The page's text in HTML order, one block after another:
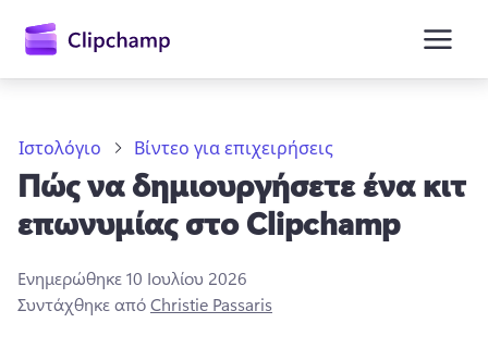
περιεχόμενο
Ιστολόγιο Βίντεο για επιχειρήσεις
Πώς να δημιουργήσετε ένα κιτ
επωνυμίας στο Clipchamp
Ενημερώθηκε10 Ιουλίου 2026
Συντάχθηκε απόChristie Passaris